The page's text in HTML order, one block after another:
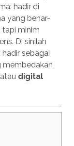
hadir di
yang benar-
tapi minim
Di sinilah
hadir sebagai
membedakan
digital